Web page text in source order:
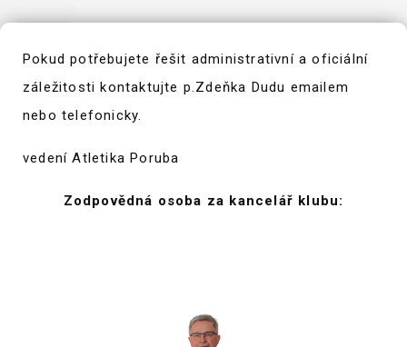
Pokud potřebujete řešit administrativní a oficiální
záležitosti kontaktujte p.Zdeňka Dudu emailem
nebo telefonicky.
vedení Atletika Poruba
Zodpovědná osoba za kancelář klubu: